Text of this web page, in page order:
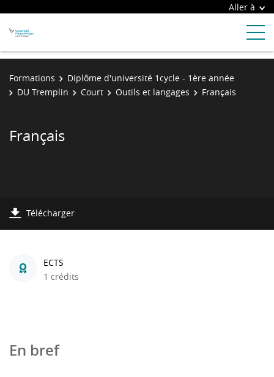
Aller à
Formations
Diplôme d'université 1cycle - 1ère année
DU Tremplin
Court Outils et langages Français
Français
Télécharger
ECTS
1 crédits
En bref